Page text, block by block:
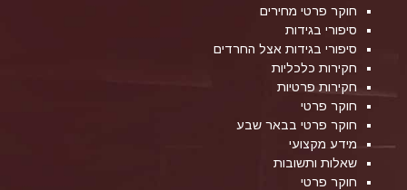
חוקר פרטי מחירים
סיפורי בגידות
סיפורי בגידות אצל החרדים
חקירות כלכליות
חקירות פרטיות
חוקר פרטי
חוקר פרטי בבאר שבע
מידע מקצועי
שאלות ותשובות
חוקר פרטי